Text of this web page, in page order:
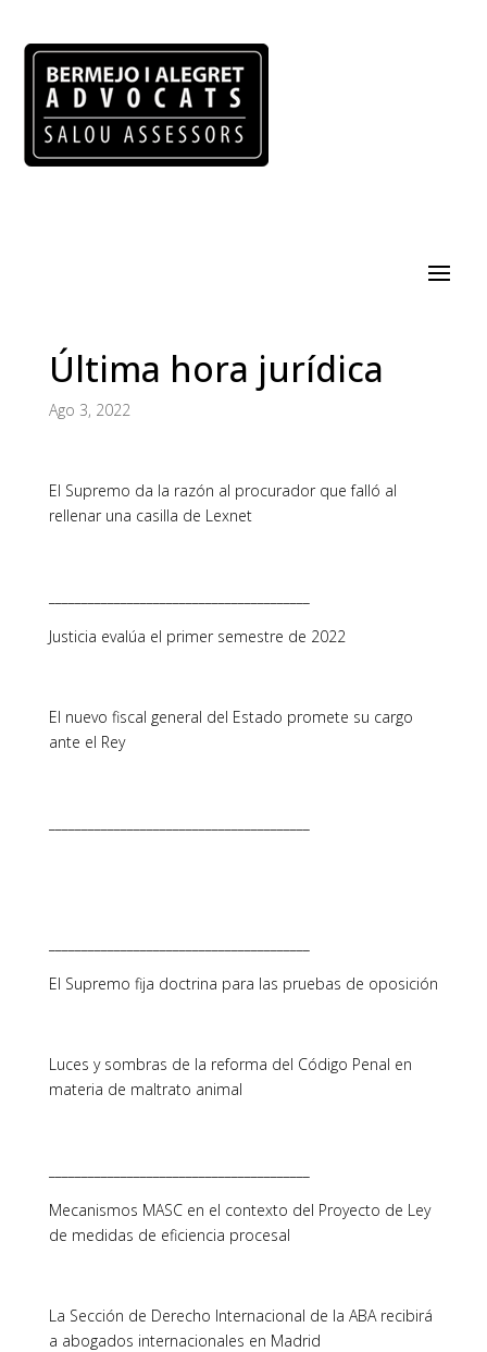
Última hora jurídica
Ago 3, 2022
El Supremo da la razón al procurador que falló al
rellenar una casilla de Lexnet
Justicia evalúa el primer semestre de 2022
El nuevo fiscal general del Estado promete su cargo
ante el Rey
El Supremo fija doctrina para las pruebas de oposición
Luces y sombras de la reforma del Código Penal en
materia de maltrato animal
Mecanismos MASC en el contexto del Proyecto de Ley
de medidas de eficiencia procesal
La Sección de Derecho Internacional de la ABA recibirá
a abogados internacionales en Madrid